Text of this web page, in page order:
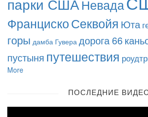
парки СШАНевада
ФранцискоСеквойя Юта
горы дамба Гувера дорога 66
пустыня путешествия
More
ПОСЛЕДНИЕ